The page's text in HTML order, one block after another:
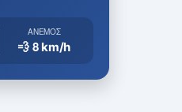
ΆΝΕΜΟΣ
💨 8km/h